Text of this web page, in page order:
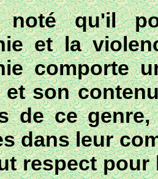
qu'il
et la
comporte
et son
de ce
dans leur
respect